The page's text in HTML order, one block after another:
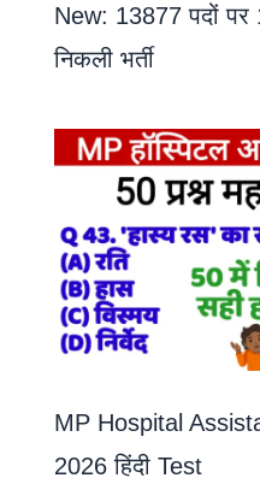
New: 13877 पदों पर
निकली भर्ती
MP Hospital
2026 हिंदी Test